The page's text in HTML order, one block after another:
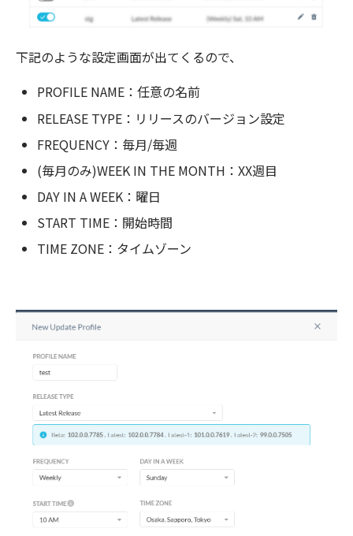
下記のような設定画面が出てくるので、
PROFILE NAME：任意の名前
RELEASE TYPE：リリースのバージョン設定
FREQUENCY：毎月/毎週
(毎月のみ)WEEK IN THE MONTH：XX週目
DAY IN A WEEK：曜日
START TIME：開始時間
TIME ZONE：タイムゾーン